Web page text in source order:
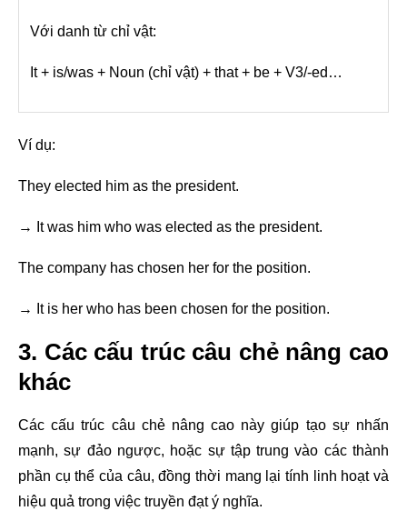
Với danh từ chỉ vật:
It + is/was + Noun (chỉ vật) + that + be + V3/-ed…
Ví dụ:
They elected him as the president.
→ It was him who was elected as the president.
The company has chosen her for the position.
→ It is her who has been chosen for the position.
3. Các cấu trúc câu chẻ nâng cao
khác
Các cấu trúc câu chẻ nâng cao này giúp tạo sự nhấn
mạnh, sự đảo ngược, hoặc sự tập trung vào các thành
phần cụ thể của câu, đồng thời mang lại tính linh hoạt và
hiệu quả trong việc truyền đạt ý nghĩa.